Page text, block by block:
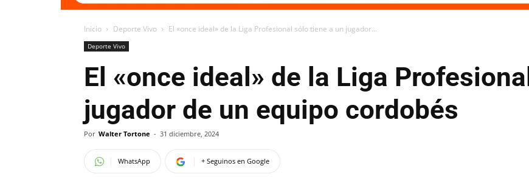
Inicio Deporte Vivo El «once ideal» de la Liga Profesional sólo tiene a un jugador...
Deporte Vivo
El «once ideal» de la Liga
jugador de un equipo cordobés
Por Walter Tortone - 31 diciembre, 2024
WhatsApp + Seguinos en Google